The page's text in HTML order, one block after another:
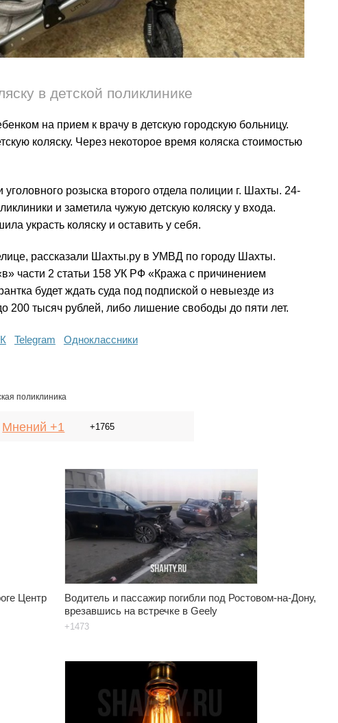
в детской поликлинике
на прием к врачу в детскую городскую больницу.
коляску. Через некоторое время коляска стоимостью
розыска второго отдела полиции г. Шахты. 24-
и заметила чужую детскую коляску у входа.
украсть коляску и оставить у себя.
рассказали Шахты.ру в УМВД по городу Шахты.
части 2 статьи 158 УК РФ «Кража с причинением
будет ждать суда под подпиской о невыезде из
200 тысяч рублей, либо лишение свободы до пяти лет.
Telegram Одноклассники
поликлиника
Мнений +1 +1765
Центр
Водитель и пассажир погибли под Ростовом-на-Дону,
врезавшись на встречке в Geely
+1473